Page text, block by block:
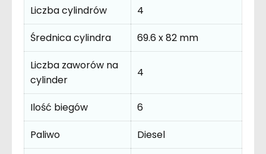
Liczba cylindrów
4
Średnica cylindra
69.6 x 82 mm
Liczba zaworów na
cylinder
4
Ilość biegów
6
Paliwo
Diesel